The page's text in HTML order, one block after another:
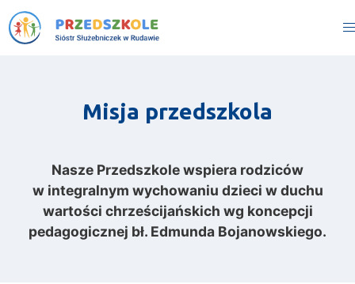
Misja przedszkola
Nasze Przedszkole wspiera rodziców
w integralnym wychowaniu dzieci w duchu
wartości chrześcijańskich wg koncepcji
pedagogicznej bł. Edmunda Bojanowskiego.